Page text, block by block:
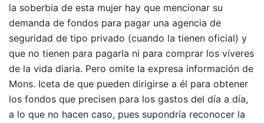
la soberbia de esta mujer hay que mencionar su
demanda de fondos para pagar una agencia de
seguridad de tipo privado (cuando la tienen oficial) y
que no tienen para pagarla ni para comprar los víveres
de la vida diaria. Pero omite la expresa información de
Mons. Iceta de que pueden dirigirse a él para obtener
los fondos que precisen para los gastos del día a día,
a lo que no hacen caso, pues supondría reconocer la